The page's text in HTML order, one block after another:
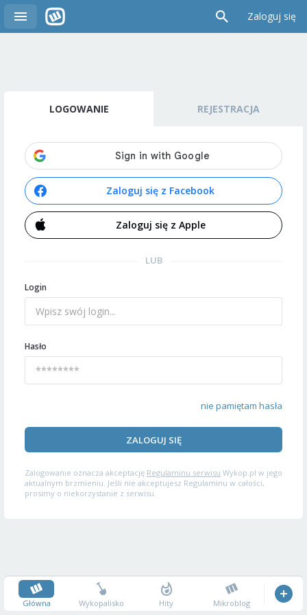
Zaloguj się
LOGOWANIE REJESTRACJA
Zaloguj się z Facebook
Zaloguj się z Apple
LUB
Login
Hasło
nie pamiętam hasła
ZALOGUJ SIĘ
Zalogowanie oznacza akceptację Regulaminu serwisu Wykop.pl w jego
aktualnym brzmieniu. Jeśli nie akceptujesz Regulaminu w całości,
prosimy o niekorzystanie z serwisu.
Główna Wykopalisko Hity Mikroblog